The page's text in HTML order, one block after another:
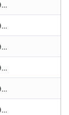
10,920 zł
10,920 zł
10,920 zł
10,920 zł
10,920 zł
10,920 zł